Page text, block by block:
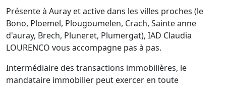
Présente à Auray et active dans les villes proches (le
Bono, Ploemel, Plougoumelen, Crach, Sainte anne
d'auray, Brech, Pluneret, Plumergat), IAD Claudia
LOURENCO vous accompagne pas à pas.
Intermédiaire des transactions immobilières, le
mandataire immobilier peut exercer en toute